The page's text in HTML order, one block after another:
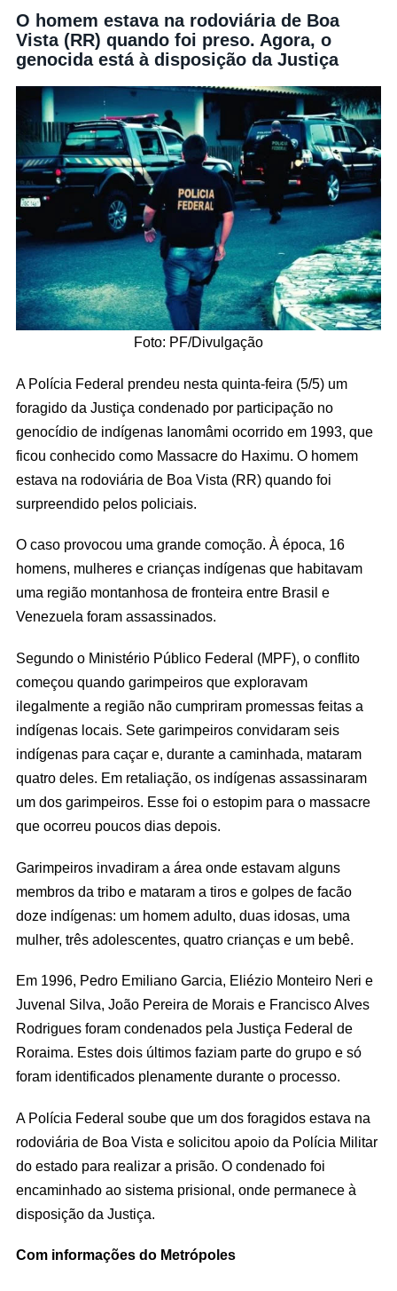
O homem estava na rodoviária de Boa
Vista (RR) quando foi preso. Agora, o
genocida está à disposição da Justiça
Foto: PF/Divulgação
A Polícia Federal prendeu nesta quinta-feira (5/5) um
foragido da Justiça condenado por participação no
genocídio de indígenas Ianomâmi ocorrido em 1993, que
ficou conhecido como Massacre do Haximu. O homem
estava na rodoviária de Boa Vista (RR) quando foi
surpreendido pelos policiais.
O caso provocou uma grande comoção. À época, 16
homens, mulheres e crianças indígenas que habitavam
uma região montanhosa de fronteira entre Brasil e
Venezuela foram assassinados.
Segundo o Ministério Público Federal (MPF), o conflito
começou quando garimpeiros que exploravam
ilegalmente a região não cumpriram promessas feitas a
indígenas locais. Sete garimpeiros convidaram seis
indígenas para caçar e, durante a caminhada, mataram
quatro deles. Em retaliação, os indígenas assassinaram
um dos garimpeiros. Esse foi o estopim para o massacre
que ocorreu poucos dias depois.
Garimpeiros invadiram a área onde estavam alguns
membros da tribo e mataram a tiros e golpes de facão
doze indígenas: um homem adulto, duas idosas, uma
mulher, três adolescentes, quatro crianças e um bebê.
Em 1996, Pedro Emiliano Garcia, Eliézio Monteiro Neri e
Juvenal Silva, João Pereira de Morais e Francisco Alves
Rodrigues foram condenados pela Justiça Federal de
Roraima. Estes dois últimos faziam parte do grupo e só
foram identificados plenamente durante o processo.
A Polícia Federal soube que um dos foragidos estava na
rodoviária de Boa Vista e solicitou apoio da Polícia Militar
do estado para realizar a prisão. O condenado foi
encaminhado ao sistema prisional, onde permanece à
disposição da Justiça.
Com informações do Metrópoles